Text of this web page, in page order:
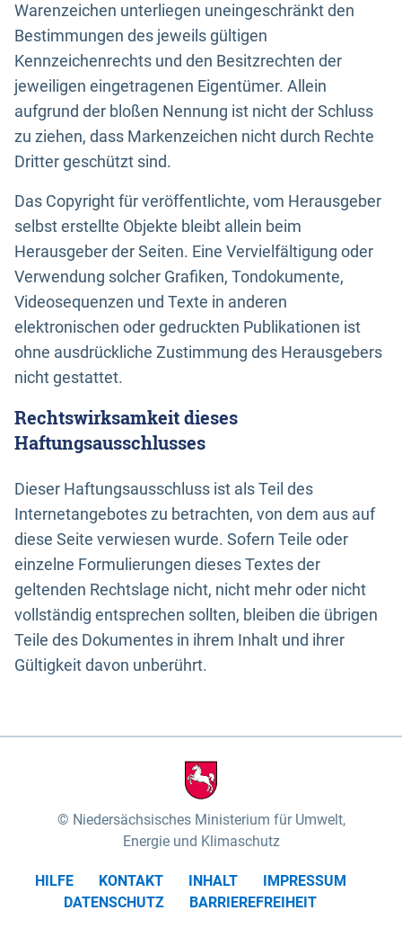
Warenzeichen unterliegen uneingeschränkt den
Bestimmungen des jeweils gültigen
Kennzeichenrechts und den Besitzrechten der
jeweiligen eingetragenen Eigentümer. Allein
aufgrund der bloßen Nennung ist nicht der Schluss
zu ziehen, dass Markenzeichen nicht durch Rechte
Dritter geschützt sind.
Das Copyright für veröffentlichte, vom Herausgeber
selbst erstellte Objekte bleibt allein beim
Herausgeber der Seiten. Eine Vervielfältigung oder
Verwendung solcher Grafiken, Tondokumente,
Videosequenzen und Texte in anderen
elektronischen oder gedruckten Publikationen ist
ohne ausdrückliche Zustimmung des Herausgebers
nicht gestattet.
Rechtswirksamkeit dieses
Haftungsausschlusses
Dieser Haftungsausschluss ist als Teil des
Internetangebotes zu betrachten, von dem aus auf
diese Seite verwiesen wurde. Sofern Teile oder
einzelne Formulierungen dieses Textes der
geltenden Rechtslage nicht, nicht mehr oder nicht
vollständig entsprechen sollten, bleiben die übrigen
Teile des Dokumentes in ihrem Inhalt und ihrer
Gültigkeit davon unberührt.
Niedersächsisches Ministerium für Umwelt,
Energie und Klimaschutz
HILFE KONTAKT INHALT
IMPRESSUM
DATENSCHUTZ
BARRIEREFREIHEIT